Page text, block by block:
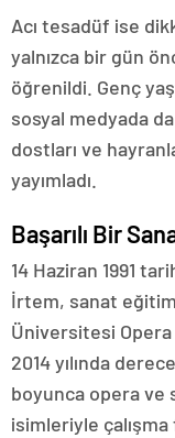
Acı tesadüf ise
yalnızca bir gün
öğrenildi. Genç
sosyal medyada
dostları ve
yayımladı.
Başarılı Bir
14 Haziran 1991
İrtem, sanat
Üniversitesi Opera
2014 yılında
boyunca opera ve
isimleriyle çalışma